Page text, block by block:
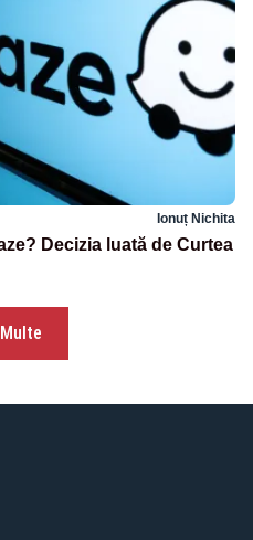
Ionuț Nichita
Decizia luată de Curtea